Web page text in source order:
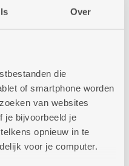
Over
die
of smartphone worden
van websites
je bijvoorbeeld je
opnieuw in te
voor je computer.
alle
je graag verder!